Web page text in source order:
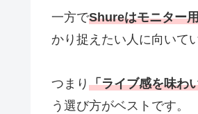
一方でShureはモニター
かり捉えたい人に向いて
つまり 「ライブ感を味わ
う選び方がベストです。